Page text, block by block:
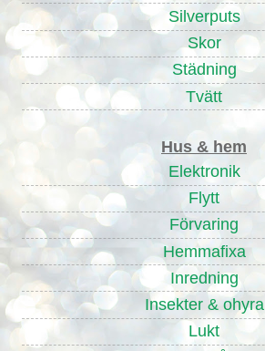
Silverputs
Skor
Städning
Tvätt
Hus & hem
Elektronik
Flytt
Förvaring
Hemmafixa
Inredning
Insekter & ohyra
Lukt